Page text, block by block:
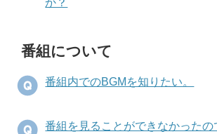
か？
番組について
番組内でのBGMを知りたい。
番組を見ることができなかったの